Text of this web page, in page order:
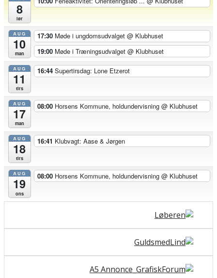
8
lør
AUG
10
man
17:30 Møde i ungdomsudvalget @ Klubhuset
19:00 Møde i Træningsudvalget @ Klubhuset
AUG
11
tirs
16:44 Supertirsdag: Lone Etzerot
AUG
17
man
08:00 Horsens Kommune, holdundervisning @ Klubhuset
AUG
18
tirs
16:41 Klubvagt: Aase & Jørgen
AUG
19
ons
08:00 Horsens Kommune, holdundervisning @ Klubhuset